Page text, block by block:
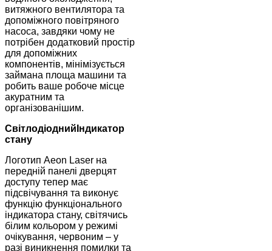
витяжного вентилятора та
допоміжного повітряного
насоса, завдяки чому не
потрібен додатковий простір
для допоміжних
компонентів, мінімізується
займана площа машини та
робить ваше робоче місце
акуратним та
організованішим.
Світлодіодний Індикатор
стану
Логотип Aeon Laser на
передній панелі дверцят
доступу тепер має
підсвічування та виконує
функцію функціонального
індикатора стану, світячись
білим кольором у режимі
очікування, червоним – у
разі виникнення помилки та